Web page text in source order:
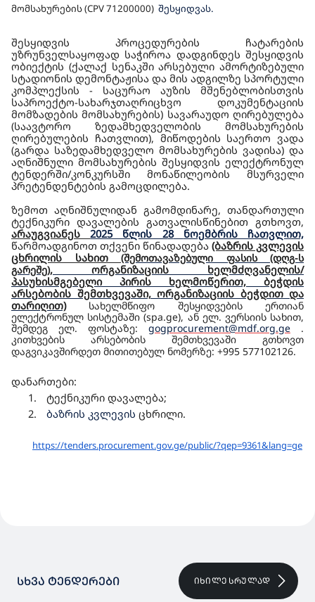
მომსახურების (CPV 71200000) შესყიდვას.
შესყიდვის პროცედურების ჩატარების
უზრუნველსაყოფად საჭიროა დადგინდეს შესყიდვის
ობიექტის (ქალაქ სენაკში არსებული ამორტიზებული
სტადიონის დემონტაჟისა და მის ადგილზე სპორტული
კომპლექსის - საცურაო აუზის მშენებლობისთვის
საპროექტო-სახარჯთაღრიცხვო დოკუმენტაციის
მომზადების მომსახურების) სავარაუდო ღირებულება
(საავტორო ზედამხედველობის მომსახურების
ღირებულების ჩათვლით), მიწოდების საერთო ვადა
(გარდა საზედამხედველო მომსახურების ვადისა) და
აღნიშნული მომსახურების შესყიდვის ელექტრონულ
ტენდერში/კონკურსში მონაწილეობის მსურველი
პრეტენდენტების გამოცდილება.
ზემოთ აღნიშნულიდან გამომდინარე, თანდართული
ტექნიკური დავალების გათვალისწინებით გთხოვთ,
არაუგვიანეს2025 წლის 28
ნოემბრის ჩათვლით,
წარმოადგინოთ თქვენი წინადადება (ბაზრის კვლევის
ცხრილის სახით (შემოთავაზებული ფასის (დღგ-ს
გარეშე), ორგანიზაციის ხელმძღვანელის/
პასუხისმგებელი პირის ხელმოწერით, ბეჭდის
არსებობის შემთხვევაში, ორგანიზაციის ბეჭდით და
თარიღით)
სახელმწიფო შესყიდვებისერთიან
ელექტრონულ სისტემაში (spa.ge), ან ელ. ვერსიის სახით,
შემდეგ ელ. ფოსტაზე: gogprocurement@mdf.org.ge
.
კითხვების არსებობის შემთხვევაში გთხოვთ
დაგვიკავშირდეთ მითითებულ ნომერზე: +995 577102126.
დანართები:
1.
ტექნიკური დავალება;
2.
ბაზრის კვლევის ცხრილი.
https://tenders.procurement.gov.ge/public/?qep=9361&lang=ge
ᲡᲮᲕᲐ ᲢᲔᲜᲓᲔᲠᲔᲑᲘ ᲘᲮᲘᲚᲔ ᲡᲠᲣᲚᲐᲓ